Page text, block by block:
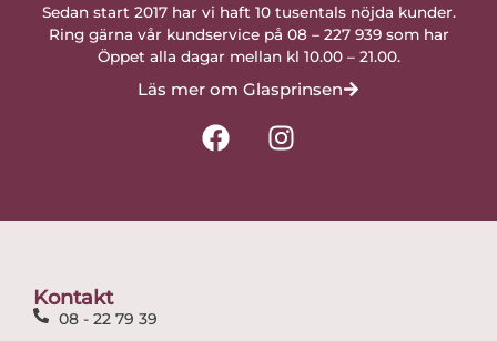
Sedan start 2017 har vi haft 10 tusentals nöjda kunder.
Ring gärna vår kundservice på 08 – 227 939 som har
Öppet alla dagar mellan kl 10.00 – 21.00.
Läs mer om Glasprinsen
F
a
I
n
Kontakt
08 - 22 79 39